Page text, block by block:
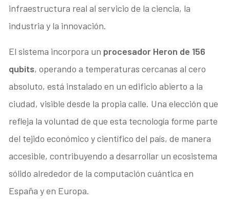
infraestructura real al servicio de la ciencia, la
industria y la innovación.
El sistema incorpora un procesador Heron de 156
qubits, operando a temperaturas cercanas al cero
absoluto, está instalado en un edificio abierto a la
ciudad, visible desde la propia calle. Una elección que
refleja la voluntad de que esta tecnología forme parte
del tejido económico y científico del país, de manera
accesible, contribuyendo a desarrollar un ecosistema
sólido alrededor de la computación cuántica en
España y en Europa.